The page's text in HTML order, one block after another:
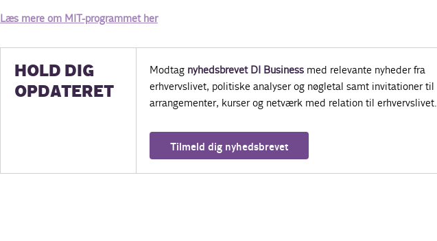
Læs mere om MIT-programmet her
HOLD DIG
OPDATERET
Modtag nyhedsbrevet DI Businessmed relevante nyheder fra
erhvervslivet, politiske analyser og nøgletal samt invitationer til
arrangementer, kurser og netværk med relation til erhvervslivet.
Tilmeld dig nyhedsbrevet